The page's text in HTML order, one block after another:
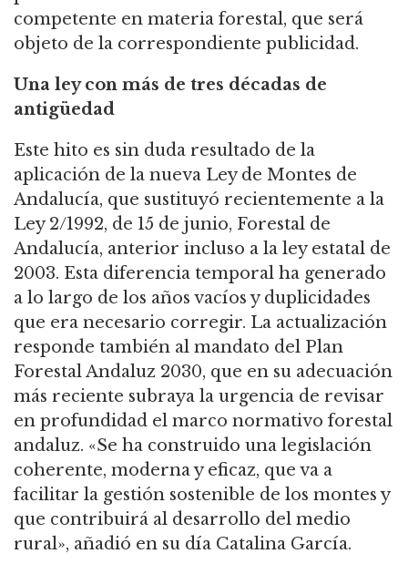
competente en materia forestal, que será
objeto de la correspondiente publicidad.
Una ley con más de tres décadas de
antigüedad
Este hito es sin duda resultado de la
aplicación de la nueva Ley de Montes de
Andalucía, que sustituyó recientemente a la
Ley 2/1992, de 15 de junio, Forestal de
Andalucía, anterior incluso a la ley estatal de
2003. Esta diferencia temporal ha generado
a lo largo de los años vacíos y duplicidades
que era necesario corregir. La actualización
responde también al mandato del Plan
Forestal Andaluz 2030, que en su adecuación
más reciente subraya la urgencia de revisar
en profundidad el marco normativo forestal
andaluz. «Se ha construido una legislación
coherente, moderna y eficaz, que va a
facilitar la gestión sostenible de los montes y
que contribuirá al desarrollo del medio
rural», añadió en su día Catalina García.